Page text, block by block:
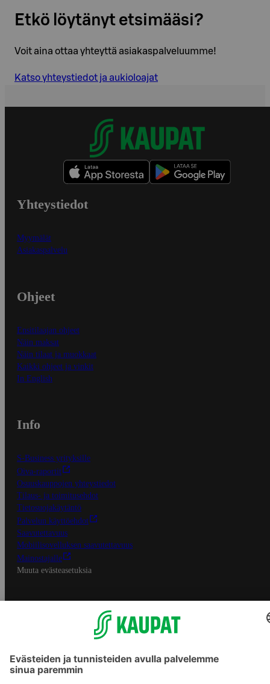
Etkö löytänyt etsimääsi?
Voit aina ottaa yhteyttä asiakaspalveluumme!
Katso yhteystiedot ja aukioloajat
Yhteystiedot
Myymälät
Asiakaspalvelu
Ohjeet
Ensitilaajan ohjeet
Näin maksat
Näin tilaat ja muokkaat
Kaikki ohjeet ja vinkit
In English
Info
S-Business yrityksille
Oiva-raportit
Osuuskauppojen yhteystiedot
Tilaus- ja toimitusehdot
Tietosuojakäytäntö
Palvelun käyttöehdot
Saavutettavuus
Mobiilisovelluksen saavutettavuus
Mainostajalle
Muuta evästeasetuksia
S-ryhmän palvelut
Asiakasomistajuus
Yhteishyvä Ruoka -sovellus